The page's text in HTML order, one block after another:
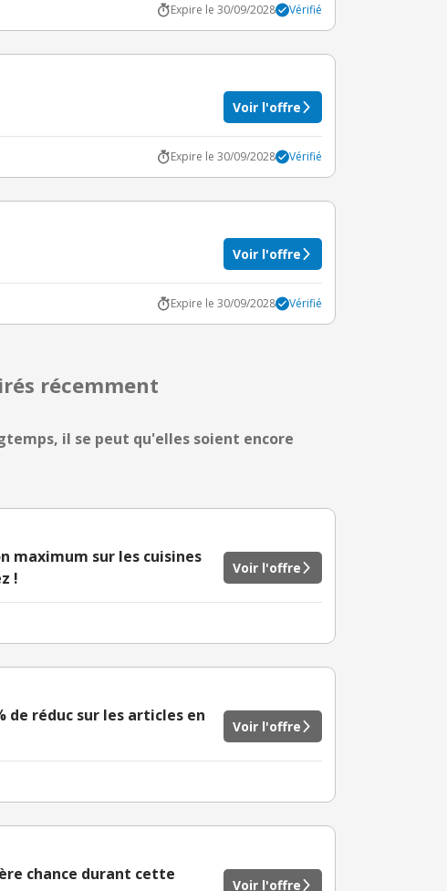
Expire le 30/09/2028 Vérifié
Voir l'offre
Expire le 30/09/2028 Vérifié
Voir l'offre
Expire le 30/09/2028 Vérifié
récemment
il se peut qu'elles soient encore
maximum sur les cuisines
!
Voir l'offre
de réduc sur les articles en
Voir l'offre
chance durant cette
Voir l'offre